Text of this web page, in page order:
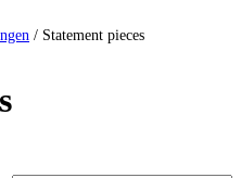
/ Statement pieces